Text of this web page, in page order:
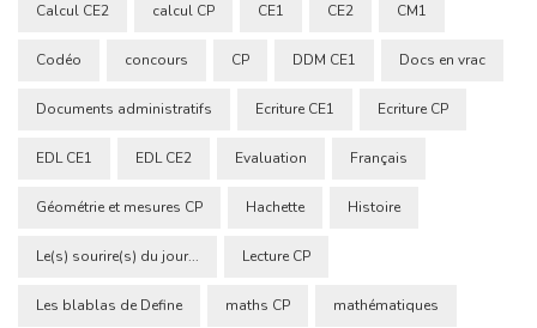
Calcul CE2 calcul CP CE1 CE2 CM1
Codéo concours CP DDM CE1 Docs en vrac
Documents administratifs Ecriture CE1 Ecriture CP
EDL CE1 EDL CE2 Evaluation Français
Géométrie et mesures CP Hachette Histoire
Le(s) sourire(s) du jour... Lecture CP
Les blablas de Define maths CP mathématiques